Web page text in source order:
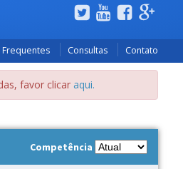
Frequentes Consultas Contato
favor clicar aqui.
Competência